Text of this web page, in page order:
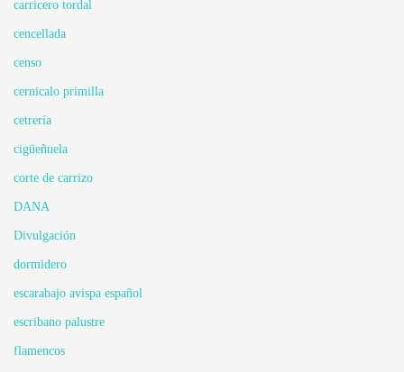
carricero tordal
cencellada
censo
cernicalo primilla
cetrería
cigüeñuela
corte de carrizo
DANA
Divulgación
dormidero
escarabajo avispa español
escribano palustre
flamencos